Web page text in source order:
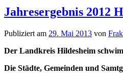
Jahresergebnis 2012
Publiziert am 29. Mai 2013 von
Der Landkreis Hildesheim
Die Städte, Gemeinden und